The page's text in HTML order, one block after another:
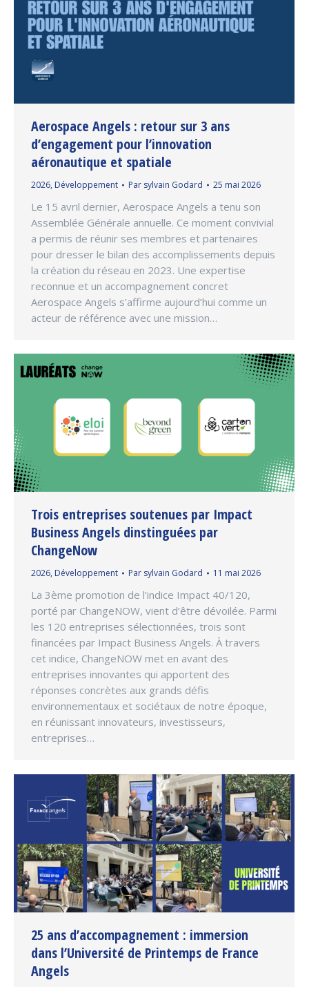
Aerospace Angels : retour sur 3 ans
d’engagement pour l’innovation
aéronautique et spatiale
2026, Développement Par sylvain Godard 25 mai 2026
Le 15 avril dernier, Aerospace Angels a tenu son
Assemblée Générale annuelle. Ce moment convivial
a permis de réunir ses membres et partenaires
pour dresser le bilan des accomplissements depuis
la création du réseau en 2023. Une expertise
reconnue et un accompagnement concret
Aerospace Angels s’affirme aujourd’hui comme un
acteur de référence avec une mission…
Trois entreprises soutenues par Impact
Business Angels dinstinguées par
ChangeNow
2026, Développement Par sylvain Godard 11 mai 2026
La 3ème promotion de l’indice Impact 40/120,
porté par ChangeNOW, vient d’être dévoilée. Parmi
les 120 entreprises sélectionnées, trois sont
financées par Impact Business Angels. À travers
cet indice, ChangeNOW met en avant des
entreprises innovantes qui apportent des
réponses concrètes aux grands défis
environnementaux et sociétaux de notre époque,
en réunissant innovateurs, investisseurs,
entreprises…
25 ans d’accompagnement : immersion
dans l’Université de Printemps de France
Angels